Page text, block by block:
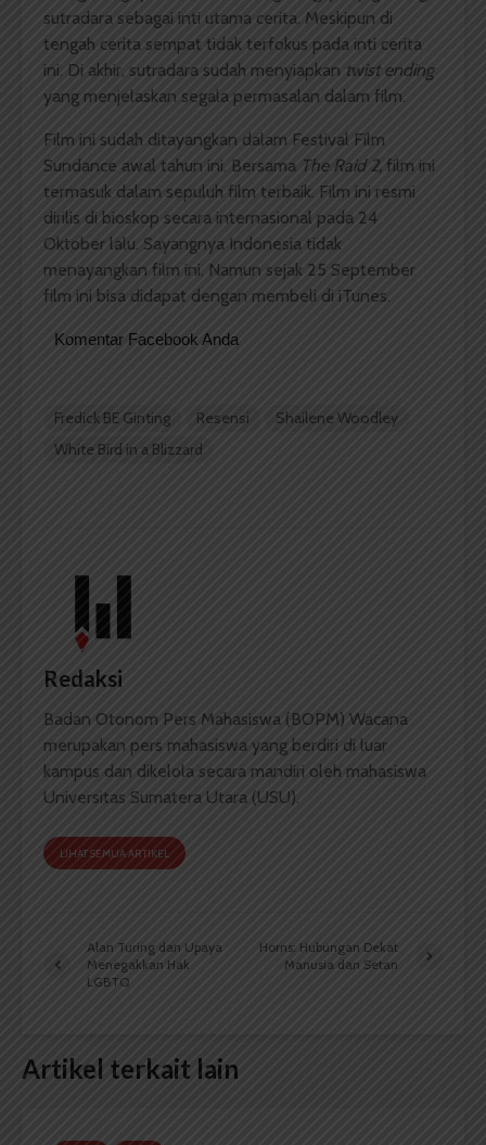
sutradara sebagai inti utama cerita. Meskipun di
tengah cerita sempat tidak terfokus pada inti cerita
ini. Di akhir, sutradara sudah menyiapkan twist ending
yang menjelaskan segala permasalan dalam film.
Film ini sudah ditayangkan dalam Festival Film
Sundance awal tahun ini. Bersama The Raid 2, film ini
termasuk dalam sepuluh film terbaik. Film ini resmi
dirilis di bioskop secara internasional pada 24
Oktober lalu. Sayangnya Indonesia tidak
menayangkan film ini. Namun sejak 25 September
film ini bisa didapat dengan membeli di iTunes.
Komentar Facebook Anda
Fredick BE Ginting Resensi
Shailene Woodley
White Bird in a Blizzard
Redaksi
Badan Otonom Pers Mahasiswa (BOPM) Wacana
merupakan pers mahasiswa yang berdiri di luar
kampus dan dikelola secara mandiri oleh mahasiswa
Universitas Sumatera Utara (USU).
LIHAT SEMUA ARTIKEL
Alan Turing dan Upaya
Menegakkan Hak
LGBTQ
Horns: Hubungan Dekat
Manusia dan Setan
Artikel terkait lain